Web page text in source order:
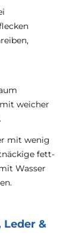
weicher
mit wenig
fett-
Wasser
&